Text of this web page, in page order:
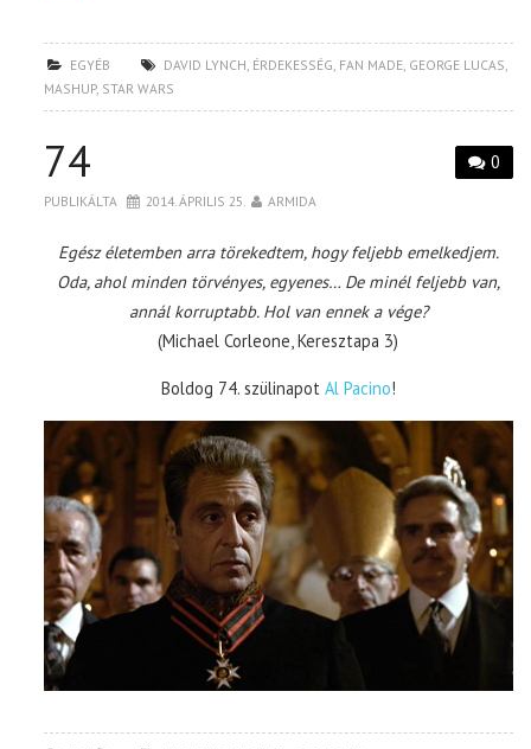
EGYÉB DAVID LYNCH, ÉRDEKESSÉG, FAN MADE, GEORGE LUCAS,
MASHUP, STAR WARS
0
74
PUBLIKÁLTA 2014. ÁPRILIS 25. ARMIDA
Egész életemben arra törekedtem, hogy feljebb emelkedjem.
Oda, ahol minden törvényes, egyenes… De minél feljebb van,
annál korruptabb. Hol van ennek a vége?
(Michael Corleone, Keresztapa 3)
Boldog 74. szülinapot Al Pacino!